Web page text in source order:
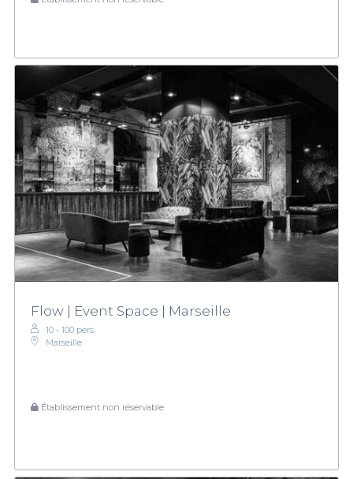
Flow | Event Space | Marseille
10 - 100 pers.
Marseille
Établissement non réservable